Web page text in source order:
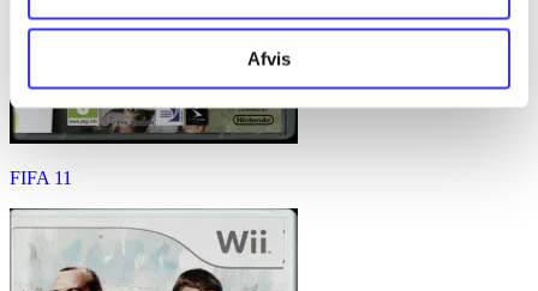
Afvis
FIFA 11